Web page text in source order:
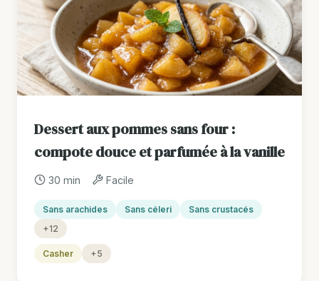
Dessert aux pommes sans four :
compote douce et parfumée à la vanille
30 min Facile
Sans arachides Sans céleri
Sans crustacés
+12
Casher +5